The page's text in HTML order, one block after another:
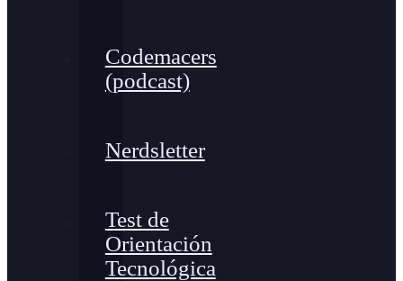
Codemacers
(podcast)
Nerdsletter
Test de
Orientación
Tecnológica